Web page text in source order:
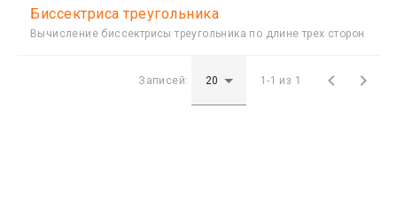
Биссектриса треугольника
Вычисление биссектрисы треугольника по длине трех сторон
Записей: 1-1 из 1  